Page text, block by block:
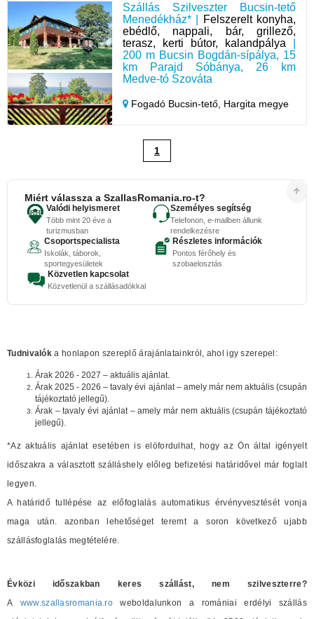
Szállás Szilveszter Bucsin-tető
Menedékház* |
Felszerelt konyha,
ebédlő, nappali, bár, grillező,
terasz, kerti bútor, kalandpálya
200 m Bucsin Bogdán-sípálya, 15
km Parajd Sóbánya, 26 km
Medve-tó Szováta
Fogadó Bucsin-tető, Hargita megye
1
Miért válassza a SzallasRomania.ro-t?
Valódi helyismeret
Több mint 20 éve a
turizmusban
Személyes segítség
Telefonon, e-mailben állunk
rendelkezésre
Csoportspecialista
Iskolák, táborok,
sportegyesületek
Részletes információk
Pontos férőhely és
szobaelosztás
Közvetlen kapcsolat
Közvetlenül a szállásadókkal
Tudnivalók a honlapon szereplő árajánlatainkról, ahol igy szerepel:
Árak 2026 - 2027 – aktuális ajánlat.
Árak 2025 - 2026 – tavaly évi ajánlat – amely már nem aktuális (csupán
tájékoztató jellegű).
Árak – tavaly évi ajánlat – amely már nem aktuális (csupán tájékoztató
jellegű).
*Az aktuális ajánlat esetében is elöfordulhat, hogy az Ön által igényelt
időszakra a választott szálláshely előleg befizetési határidővel már foglalt
legyen.
A határidő tullépése az előfoglalás automatikus érvényvesztését vonja
maga után. azonban lehetőséget teremt a soron következő ujabb
szállásfoglalás megtételére.
Évközi időszakban keres szállást, nem szilveszterre?
A www.szallasromania.ro weboldalunkon a romániai erdélyi szállás